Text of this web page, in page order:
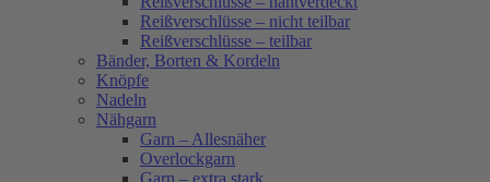
Reißverschlüsse – nicht teilbar
Reißverschlüsse – teilbar
Bänder, Borten & Kordeln
Knöpfe
Nadeln
Nähgarn
Garn – Allesnäher
Overlockgarn